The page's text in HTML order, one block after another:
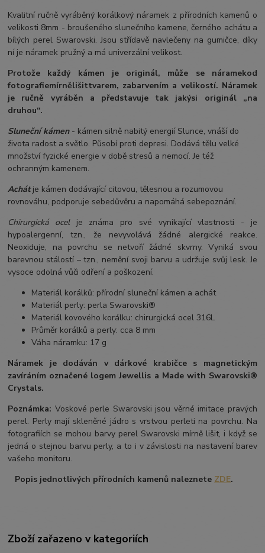
Kvalitní ručně vyráběný korálkový náramek z přírodních kamenů o
velikosti 8mm - broušeného slunečního kamene, černého achátu a
bílých perel Swarovski. Jsou střídavě navlečeny na gumičce, díky
ní je náramek pružný a má univerzální velikost.
Protože každý kámen je originál, může se náramekod
fotografiemírnělišittvarem, zabarvením a velikostí. Náramek
je ručně vyráběn a představuje tak jakýsi originál „na
druhou“.
Sluneční kámen- kámen silně nabitý energií Slunce, vnáší do
života radost a světlo. Působí proti depresi. Dodává tělu velké
množství fyzické energie v době stresů a nemocí. Je též
ochranným kamenem.
Achátje kámen dodávající citovou, tělesnou a rozumovou
rovnováhu, podporuje sebedůvěru a napomáhá sebepoznání.
Chirurgická ocelje známa pro své vynikající vlastnosti - je
hypoalergenní, tzn., že nevyvolává žádné alergické reakce.
Neoxiduje, na povrchu se netvoří žádné skvrny. Vyniká svou
barevnou stálostí – tzn., nemění svoji barvu a udržuje svůj lesk. Je
vysoce odolná vůči odření a poškození.
Materiál korálků: přírodní sluneční kámen a achát
Materiál perly: perla Swarovski®
Materiál kovového korálku: chirurgická ocel 316L
Průměr korálků a perly: cca 8 mm
Váha náramku: 17 g
Náramek je dodáván v dárkové krabičce s magnetickým
zavíráním označené logem Jewellis a Made with Swarovski®
Crystals.
Poznámka: Voskové perle Swarovski jsou věrné imitace pravých
perel. Perly mají skleněné jádro s vrstvou perleti na povrchu. Na
fotografiích se mohou barvy perel Swarovski mírně lišit, i když se
jedná o stejnou barvu perly, a to i v závislosti na nastavení barev
vašeho monitoru.
Popis jednotlivých přírodních kamenů naleznete ZDE.
Zboží zařazeno v kategoriích